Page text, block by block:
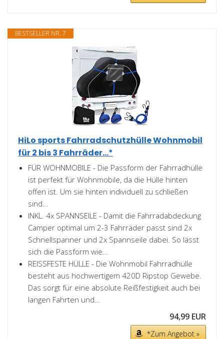
BESTSELLER NR. 7
HiLo sports Fahrradschutzhülle Wohnmobil
für 2 bis 3 Fahrräder...*
FÜR WOHNMOBILE - Die Passform der Fahrradhülle
ist perfekt für Wohnmobile, da die Hülle hinten
offen ist. Um sie hinten individuell zu schließen
sind...
INKL. 4x SPANNSEILE - Damit die Fahrradabdeckung
Camper optimal um 2-3 Fahrräder passt sind 2x
Schnellspanner und 2x Spannseile dabei. So lässt
sich die Passform wie...
REISSFESTE HÜLLE - Die Wohnmobil Fahrradhülle
besteht aus hochwertigem 420D Ripstop Gewebe.
Das sorgt für eine absolute Reißfestigkeit auch bei
langen Fahrten und...
94,99 EUR
*Zum Angebot »